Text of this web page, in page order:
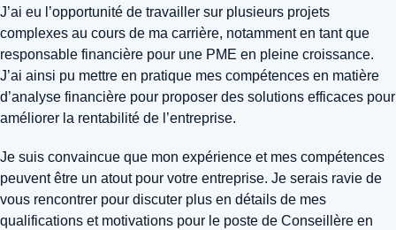
J’ai eu l’opportunité de travailler sur plusieurs projets
complexes au cours de ma carrière, notamment en tant que
responsable financière pour une PME en pleine croissance.
J’ai ainsi pu mettre en pratique mes compétences en matière
d’analyse financière pour proposer des solutions efficaces pour
améliorer la rentabilité de l’entreprise.
Je suis convaincue que mon expérience et mes compétences
peuvent être un atout pour votre entreprise. Je serais ravie de
vous rencontrer pour discuter plus en détails de mes
qualifications et motivations pour le poste de Conseillère en